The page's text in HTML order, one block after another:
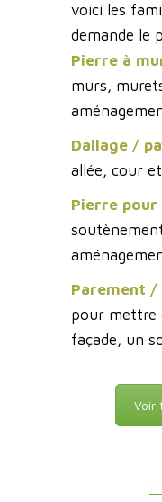
voici les
demande le
Pierre à
murs,
Dallage /
allée, cour
Pierre pour
Parement /
pour mettre
façade, un
Voir